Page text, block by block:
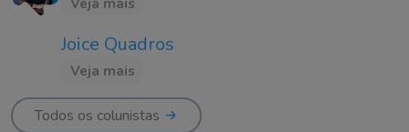
Joice Quadros
Veja mais
Todos os colunistas